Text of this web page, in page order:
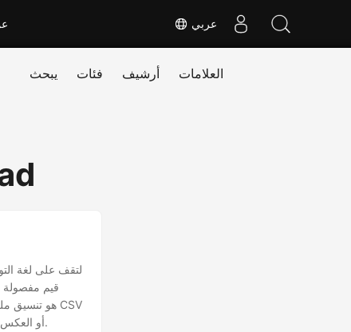
عربي
يبحث فئات أرشيف العلامات
عادي بينما CSV أصغر بكثير من XML. في بعض الحالات ، قد تحتاج إلى تغيير XML إلى ملف CSV ، أو العكس.